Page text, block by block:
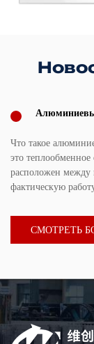
размеров
Что такое
это
расположен между
фактическую
СМОТРЕТЬ